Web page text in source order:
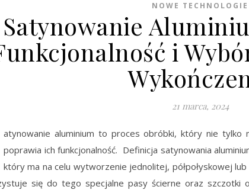
NOWE TECHNOLOGIE
Satynowanie
i
21 marca, 2024
atynowanie aluminium to proces obróbki, który nie tylko
poprawia ich funkcjonalność. Definicja satynowania
który ma na celu wytworzenie jednolitej, półpołyskowej
się do tego specjalne pasy ścierne oraz szczotki